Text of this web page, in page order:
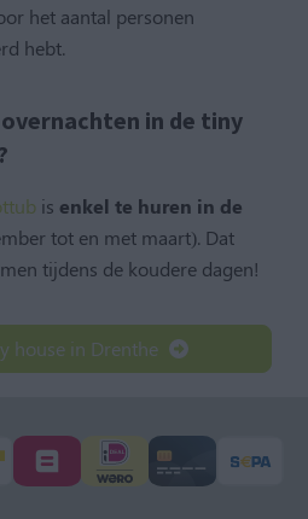
het aantal personen
hebt.
in de tiny
is enkel te huren in de
tot en met maart). Dat
tijdens de koudere dagen!
house in Drenthe